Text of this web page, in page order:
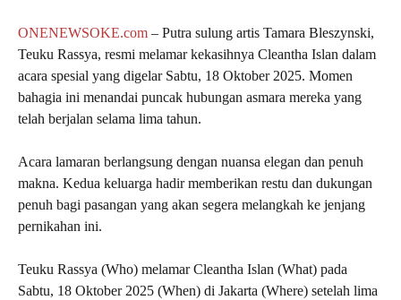
ONENEWSOKE.com – Putra sulung artis Tamara Bleszynski,
Teuku Rassya, resmi melamar kekasihnya Cleantha Islan dalam
acara spesial yang digelar Sabtu, 18 Oktober 2025. Momen
bahagia ini menandai puncak hubungan asmara mereka yang
telah berjalan selama lima tahun.
Acara lamaran berlangsung dengan nuansa elegan dan penuh
makna. Kedua keluarga hadir memberikan restu dan dukungan
penuh bagi pasangan yang akan segera melangkah ke jenjang
pernikahan ini.
Teuku Rassya (Who) melamar Cleantha Islan (What) pada
Sabtu, 18 Oktober 2025 (When) di Jakarta (Where) setelah lima